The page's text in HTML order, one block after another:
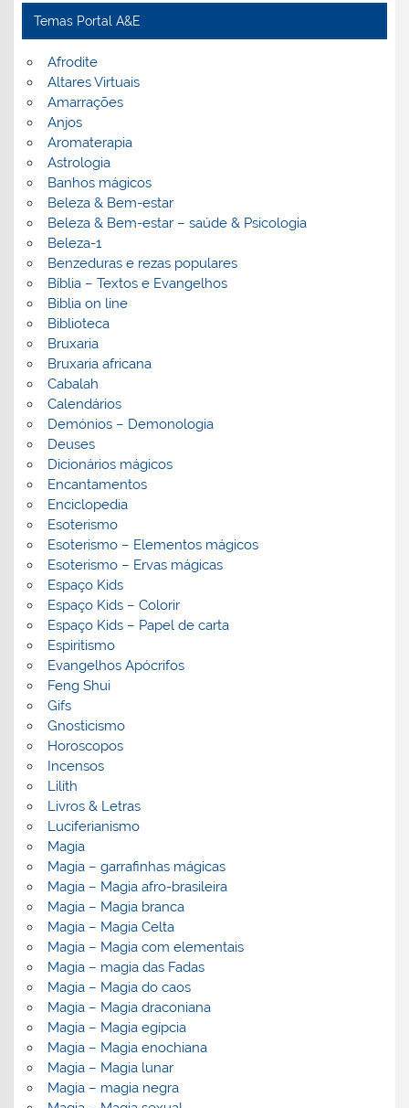
Temas Portal A&E
Afrodite
Altares Virtuais
Amarrações
Anjos
Aromaterapia
Astrologia
Banhos mágicos
Beleza & Bem-estar
Beleza & Bem-estar – saúde & Psicologia
Beleza-1
Benzeduras e rezas populares
Bíblia – Textos e Evangelhos
Biblia on line
Biblioteca
Bruxaria
Bruxaria africana
Cabalah
Calendários
Demónios – Demonologia
Deuses
Dicionários mágicos
Encantamentos
Enciclopedia
Esoterismo
Esoterismo – Elementos mágicos
Esoterismo – Ervas mágicas
Espaço Kids
Espaço Kids – Colorir
Espaço Kids – Papel de carta
Espiritismo
Evangelhos Apócrifos
Feng Shui
Gifs
Gnosticismo
Horoscopos
Incensos
Lilith
Livros & Letras
Luciferianismo
Magia
Magia – garrafinhas mágicas
Magia – Magia afro-brasileira
Magia – Magia branca
Magia – Magia Celta
Magia – Magia com elementais
Magia – magia das Fadas
Magia – Magia do caos
Magia – Magia draconiana
Magia – Magia egípcia
Magia – Magia enochiana
Magia – Magia lunar
Magia – magia negra